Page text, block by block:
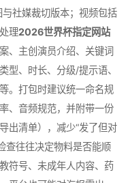
社媒裁切版本；视频包括
理2026世界杯指定网站
、主创演员介绍、关键词
型、时长、分级/提示语、
。打包时建议统一命名规
、音频规范，并附带一份
出清单），减少“发了但对
查往往决定物料是否能顺
符号、未成年人内容、药